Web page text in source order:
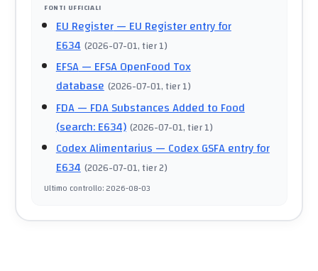
FONTI UFFICIALI
EU Register— EU Register entry for
E634 (2026-07-01, tier 1)
EFSA— EFSA OpenFood Tox
database (2026-07-01, tier 1)
FDA— FDA Substances Added to Food
(search: E634) (2026-07-01, tier 1)
Codex Alimentarius— Codex GSFA entry for
E634 (2026-07-01, tier 2)
Ultimo controllo:2026-08-03